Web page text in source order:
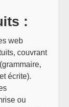
:
web
couvrant
écrite).
ou